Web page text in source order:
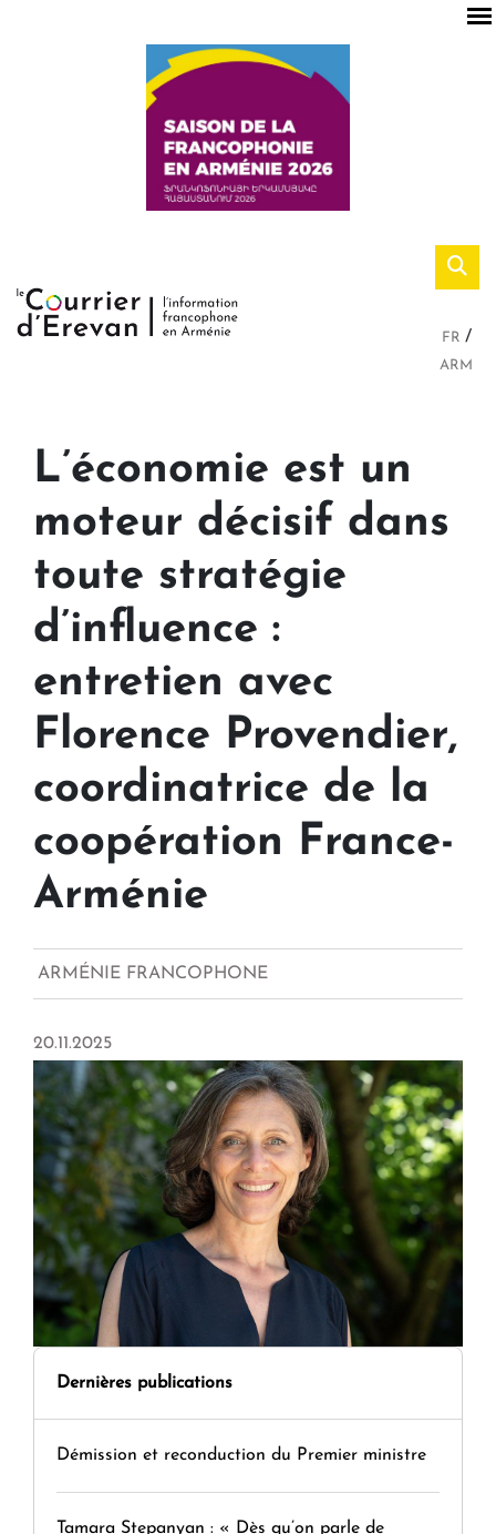
FR
ARM
L’économie est un
moteur décisif dans
toute stratégie
d’influence :
entretien avec
Florence Provendier,
coordinatrice de la
coopération France-
Arménie
ARMÉNIE FRANCOPHONE
20.11.2025
Dernières publications
Démission et reconduction du Premier ministre
Tamara Stepanyan : « Dès qu’on parle de